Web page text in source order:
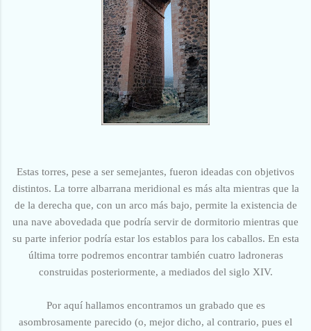
Estas torres, pese a ser semejantes, fueron ideadas con objetivos
distintos. La torre albarrana meridional es más alta mientras que la
de la derecha que, con un arco más bajo, permite la existencia de
una nave abovedada que podría servir de dormitorio mientras que
su parte inferior podría estar los establos para los caballos. En esta
última torre podremos encontrar también cuatro ladroneras
construidas posteriormente, a mediados del siglo XIV.
Por aquí hallamos encontramos un grabado que es
asombrosamente parecido (o, mejor dicho, al contrario, pues el